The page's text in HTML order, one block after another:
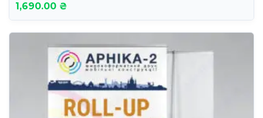
1,690.00 ₴